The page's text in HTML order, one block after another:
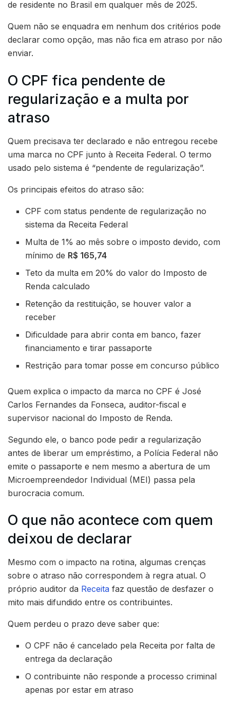
de residente no Brasil em qualquer mês de 2025.
Quem não se enquadra em nenhum dos critérios pode
declarar como opção, mas não fica em atraso por não
enviar.
O CPF fica pendente de
regularização e a multa por
atraso
Quem precisava ter declarado e não entregou recebe
uma marca no CPF junto à Receita Federal. O termo
usado pelo sistema é “pendente de regularização”.
Os principais efeitos do atraso são:
CPF com status pendente de regularização no
sistema da Receita Federal
Multa de 1% ao mês sobre o imposto devido, com
mínimo de R$ 165,74
Teto da multa em 20% do valor do Imposto de
Renda calculado
Retenção da restituição, se houver valor a
receber
Dificuldade para abrir conta em banco, fazer
financiamento e tirar passaporte
Restrição para tomar posse em concurso público
Quem explica o impacto da marca no CPF é José
Carlos Fernandes da Fonseca, auditor-fiscal e
supervisor nacional do Imposto de Renda.
Segundo ele, o banco pode pedir a regularização
antes de liberar um empréstimo, a Polícia Federal não
emite o passaporte e nem mesmo a abertura de um
Microempreendedor Individual (MEI) passa pela
burocracia comum.
O que não acontece com quem
deixou de declarar
Mesmo com o impacto na rotina, algumas crenças
sobre o atraso não correspondem à regra atual. O
próprio auditor da Receita faz questão de desfazer o
mito mais difundido entre os contribuintes.
Quem perdeu o prazo deve saber que:
O CPF não é cancelado pela Receita por falta de
entrega da declaração
O contribuinte não responde a processo criminal
apenas por estar em atraso